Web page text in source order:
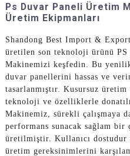
Ps Duvar Paneli Üretim
Üretim Ekipmanları
Shandong Best Import &
üretilen son teknoloji ürünü
Makinemizi keşfedin. Bu
duvar panellerini hassas ve
tasarlanmıştır. Kusursuz
teknoloji ve özelliklerle
Makinemiz, sürekli çalışmaya
performans sunacak sağlam bir
üretilmiştir. Kullanıcı
üretim gereksinimlerini